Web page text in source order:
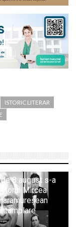
ISTORIC LITERAR
8 august s-a
Mircea